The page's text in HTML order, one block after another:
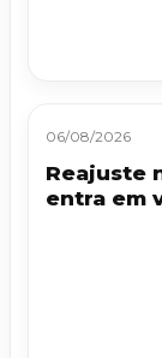
06/08/2026
Reajuste
entra em